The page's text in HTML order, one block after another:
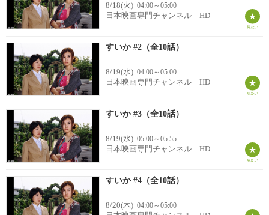
8/18(火) 04:00～05:00
日本映画専門チャンネル HD
すいか #2（全10話）
8/19(水) 04:00～05:00
日本映画専門チャンネル HD
すいか #3（全10話）
8/19(水) 05:00～05:55
日本映画専門チャンネル HD
すいか #4（全10話）
8/20(木) 04:00～05:00